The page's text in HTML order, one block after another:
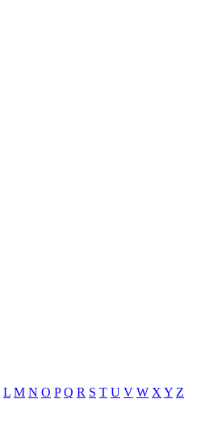
L M N O P Q R S T U V W X Y Z